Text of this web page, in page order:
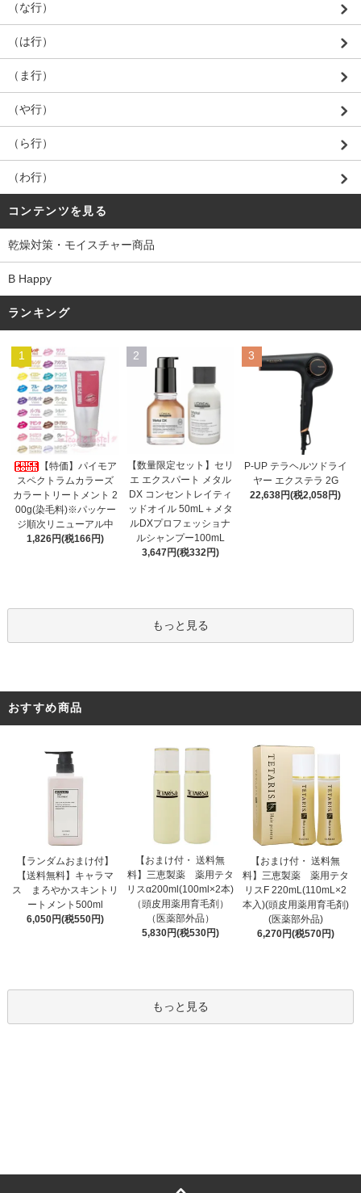
（な行）
（は行）
（ま行）
（や行）
（ら行）
（わ行）
コンテンツを見る
乾燥対策・モイスチャー商品
B Happy
ランキング
1
【特価】パイモア
スペクトラムカラーズ
カラートリートメント 2
00g(染毛料)※パッケー
ジ順次リニューアル中
1,826円(税166円)
2
【数量限定セット】セリ
エ エクスパート メタル
DX コンセントレイティ
ッドオイル 50mL＋メタ
ルDXプロフェッショナ
ルシャンプー100mL
3,647円(税332円)
3
P-UP テラヘルツドライ
ヤー エクステラ 2G
22,638円(税2,058円)
もっと見る
おすすめ商品
【ランダムおまけ付】
【送料無料】キャラマ
ス まろやかスキントリ
ートメント500ml
6,050円(税550円)
【おまけ付・ 送料無
料】三恵製薬 薬用テタ
リスα200ml(100ml×2本)
（頭皮用薬用育毛剤）
（医薬部外品）
5,830円(税530円)
【おまけ付・ 送料無
料】三恵製薬 薬用テタ
リスF 220mL(110mL×2
本入)(頭皮用薬用育毛剤)
(医薬部外品)
6,270円(税570円)
もっと見る